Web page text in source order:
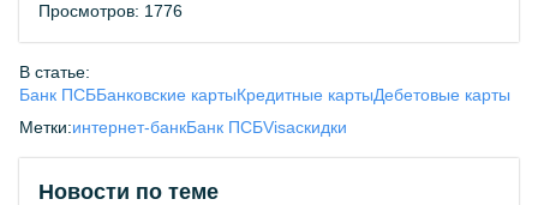
Просмотров: 1776
В статье:
Банк ПСББанковские картыКредитные картыДебетовые карты
Метки:интернет-банкБанк ПСБVisaскидки
Новости по теме